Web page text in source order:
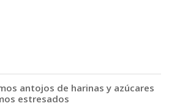
antojos de harinas y azúcares
estresados